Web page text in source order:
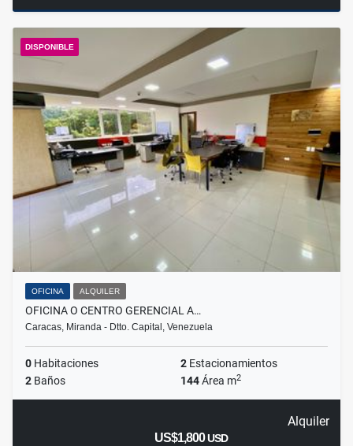
DISPONIBLE
OFICINA ALQUILER
OFICINA O CENTRO GERENCIAL A…
Caracas, Miranda - Dtto. Capital, Venezuela
0 Habitaciones 2 Estacionamientos
2 Baños 144Área m2
Alquiler
US$1,800USD